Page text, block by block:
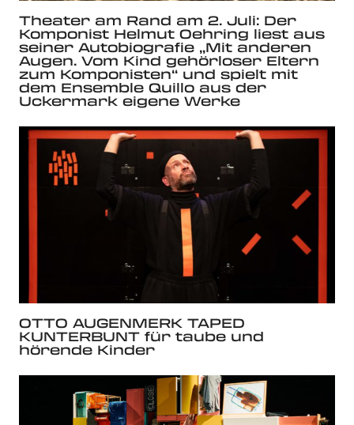
Theater am Rand am 2. Juli: Der
Komponist Helmut Oehring liest aus
seiner Autobiografie „Mit anderen
Augen. Vom Kind gehörloser Eltern
zum Komponisten“ und spielt mit
dem Ensemble Quillo aus der
Uckermark eigene Werke
OTTO AUGENMERK TAPED
KUNTERBUNT für taube und
hörende Kinder